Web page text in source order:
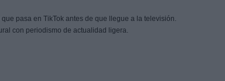
pasa en TikTok antes de que llegue a la televisión.
con periodismo de actualidad ligera.